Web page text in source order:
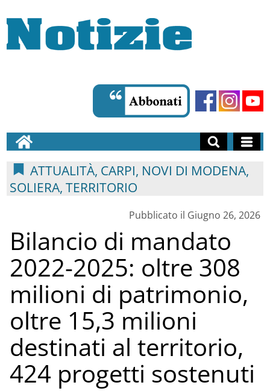
ATTUALITÀ, CARPI, NOVI DI MODENA,
SOLIERA, TERRITORIO
Pubblicato il Giugno 26, 2026
Bilancio di mandato
2022-2025: oltre 308
milioni di patrimonio,
oltre 15,3 milioni
destinati al territorio,
424 progetti sostenuti